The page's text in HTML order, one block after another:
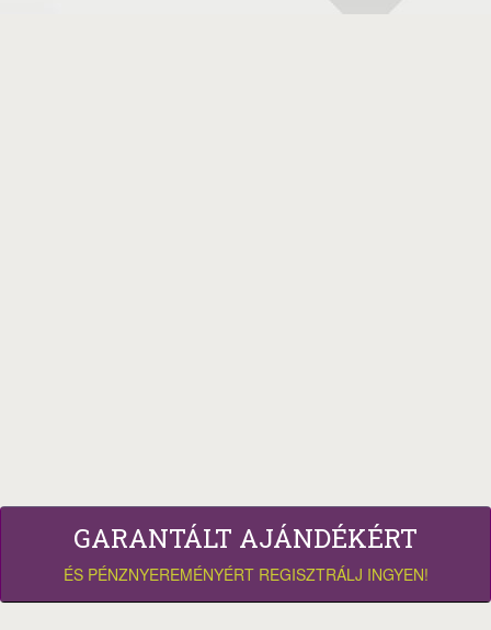
GARANTÁLT AJÁNDÉKÉRT
ÉS PÉNZNYEREMÉNYÉRT REGISZTRÁLJ INGYEN!